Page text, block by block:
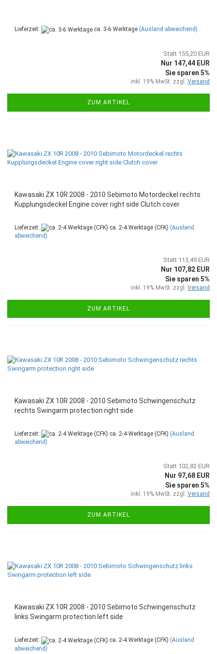
Lieferzeit: ca. 3-6 Werktage (Ausland abweichend)
Statt 155,20 EUR
Nur 147,44 EUR
Sie sparen 5%
inkl. 19% MwSt. zzgl. Versand
ZUM ARTIKEL
Kawasaki ZX 10R 2008 - 2010 Sebimoto Motordeckel rechts
Kupplungsdeckel Engine cover right side Clutch cover
Lieferzeit: ca. 2-4 Werktage (CFK) (Ausland
abweichend)
Statt 113,49 EUR
Nur 107,82 EUR
Sie sparen 5%
inkl. 19% MwSt. zzgl. Versand
ZUM ARTIKEL
Kawasaki ZX 10R 2008 - 2010 Sebimoto Schwingenschutz
rechts Swingarm protection right side
Lieferzeit: ca. 2-4 Werktage (CFK) (Ausland
abweichend)
Statt 102,82 EUR
Nur 97,68 EUR
Sie sparen 5%
inkl. 19% MwSt. zzgl. Versand
ZUM ARTIKEL
Kawasaki ZX 10R 2008 - 2010 Sebimoto Schwingenschutz
links Swingarm protection left side
Lieferzeit: ca. 2-4 Werktage (CFK) (Ausland
abweichend)